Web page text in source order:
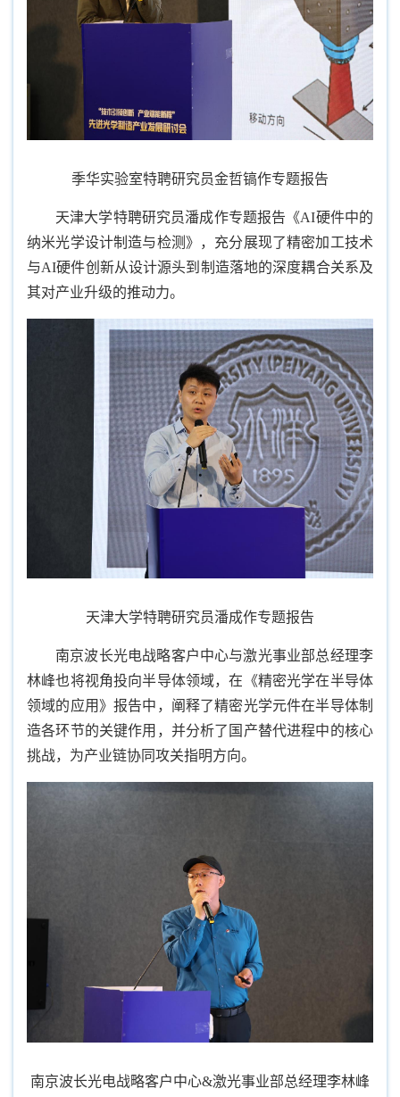
季华实验室特聘研究员金哲镐作专题报告
天津大学特聘研究员潘成作专题报告《AI硬件中的
纳米光学设计制造与检测》，充分展现了精密加工技术
与AI硬件创新从设计源头到制造落地的深度耦合关系及
其对产业升级的推动力。
天津大学特聘研究员潘成作专题报告
南京波长光电战略客户中心与激光事业部总经理李
林峰也将视角投向半导体领域，在《精密光学在半导体
领域的应用》报告中，阐释了精密光学元件在半导体制
造各环节的关键作用，并分析了国产替代进程中的核心
挑战，为产业链协同攻关指明方向。
南京波长光电战略客户中心&激光事业部总经理李林峰